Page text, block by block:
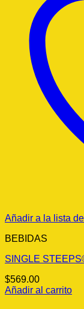
Añadir a la lista
BEBIDAS
SINGLE
$569.00
Añadir al carrito